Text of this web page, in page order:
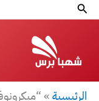
تخطيالبحث
الرئيسية»